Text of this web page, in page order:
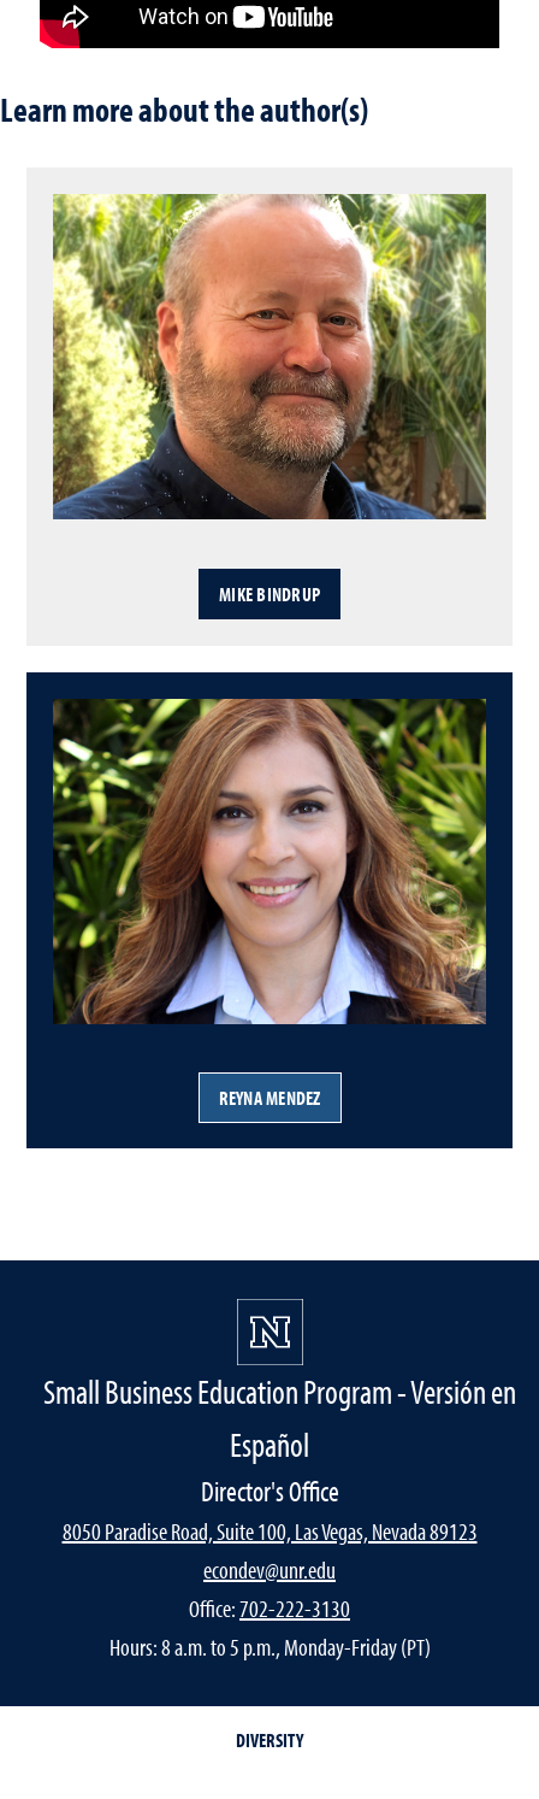
Learn more about the author(s)
MIKE BINDRUP
REYNA MENDEZ
Small Business Education Program - Versión en
Español
Director's Office
8050 Paradise Road, Suite 100, Las Vegas, Nevada 89123
econdev@unr.edu
Office:702-222-3130
Hours: 8 a.m. to 5 p.m., Monday-Friday (PT)
DIVERSITY